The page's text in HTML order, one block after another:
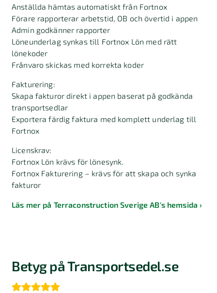
Anställda hämtas automatiskt från Fortnox
Förare rapporterar arbetstid, OB och övertid i appen
Admin godkänner rapporter
Löneunderlag synkas till Fortnox Lön med rätt
lönekoder
Frånvaro skickas med korrekta koder
Fakturering:
Skapa fakturor direkt i appen baserat på godkända
transportsedlar
Exportera färdig faktura med komplett underlag till
Fortnox
Licenskrav:
Fortnox Lön krävs för lönesynk.
Fortnox Fakturering – krävs för att skapa och synka
fakturor
Läs mer på Terraconstruction Sverige AB's hemsida
Betyg på Transportsedel.se